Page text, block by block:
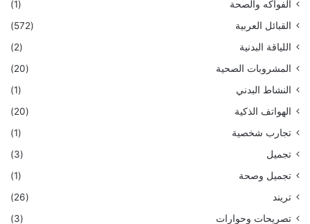
الفواكه والصحة
(1)
القبائل العربية
(572)
اللياقة البدنية
(2)
المشروبات الصحية
(20)
النشاط البدني
(1)
الهواتف الذكية
(20)
تجارب شخصية
(1)
تجميل
(3)
تجميل وصحة
(1)
تريند
(26)
تصريحات وحوارات
(3)